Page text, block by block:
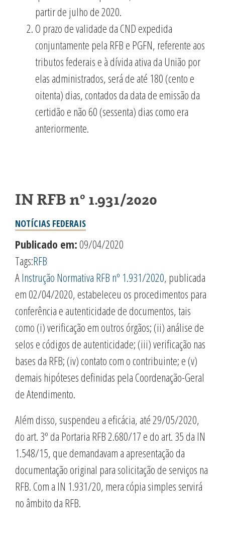
partir de julho de 2020.
O prazo de validade da CND expedida
conjuntamente pela RFB e PGFN, referente aos
tributos federais e à dívida ativa da União por
elas administrados, será de até 180 (cento e
oitenta) dias, contados da data de emissão da
certidão e não 60 (sessenta) dias como era
anteriormente.
IN RFB nº 1.931/2020
NOTÍCIAS FEDERAIS
Publicado em:09/04/2020
Tags:RFB
AInstrução Normativa RFB nº 1.931/2020, publicada
em 02/04/2020, estabeleceu os procedimentos para
conferência e autenticidade de documentos, tais
como (i) verificação em outros órgãos; (ii) análise de
selos e códigos de autenticidade; (iii) verificação nas
bases da RFB; (iv) contato com o contribuinte; e (v)
demais hipóteses definidas pela Coordenação-Geral
de Atendimento.
Além disso, suspendeu a eficácia, até 29/05/2020,
do art. 3º da Portaria RFB 2.680/17 e do art. 35 da IN
1.548/15, que demandavam a apresentação da
documentação original para solicitação de serviços na
RFB. Com a IN 1.931/20, mera cópia simples servirá
no âmbito da RFB.